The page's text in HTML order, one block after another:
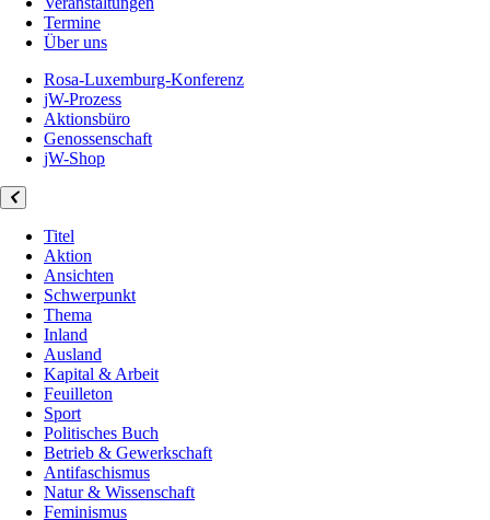
Termine
Über uns
Rosa-Luxemburg-Konferenz
jW-Prozess
Aktionsbüro
Genossenschaft
jW-Shop
Titel
Aktion
Ansichten
Schwerpunkt
Thema
Inland
Ausland
Kapital & Arbeit
Feuilleton
Sport
Politisches Buch
Betrieb & Gewerkschaft
Antifaschismus
Natur & Wissenschaft
Feminismus